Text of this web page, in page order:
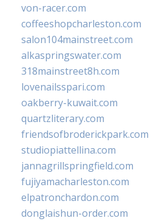
von-racer.com
coffeeshopcharleston.com
salon104mainstreet.com
alkaspringswater.com
318mainstreet8h.com
lovenailsspari.com
oakberry-kuwait.com
quartzliterary.com
friendsofbroderickpark.com
studiopiattellina.com
jannagrillspringfield.com
fujiyamacharleston.com
elpatronchardon.com
donglaishun-order.com